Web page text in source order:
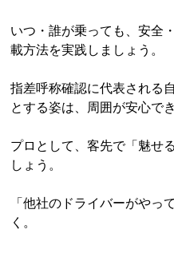
いつ・誰が乗っても、安全
載方法を実践しましょう。
指差呼称確認に代表される
とする姿は、周囲が安心で
プロとして、客先で「魅せ
しょう。
「他社のドライバーがやっ
く。